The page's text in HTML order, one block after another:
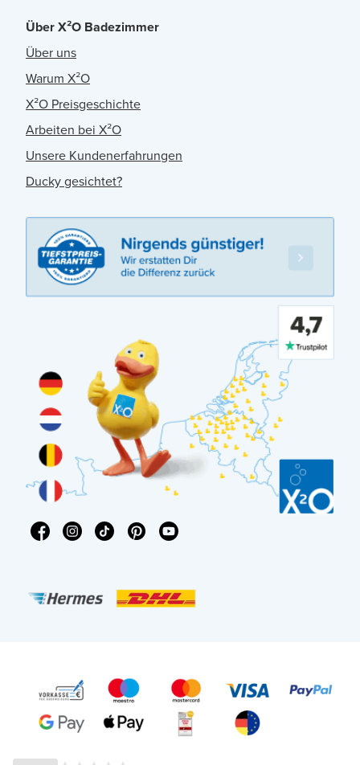
Über X²O Badezimmer
Über uns
Warum X²O
X²O Preisgeschichte
Arbeiten bei X²O
Unsere Kundenerfahrungen
Ducky gesichtet?